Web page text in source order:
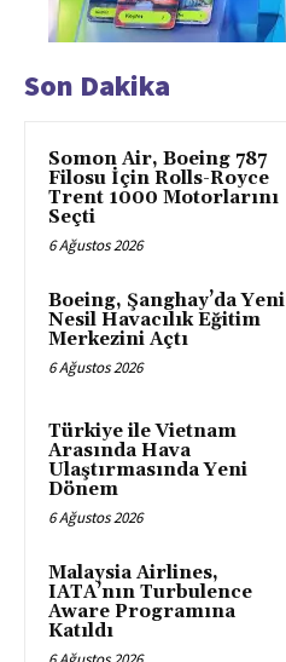
Son Dakika
Somon Air, Boeing 787
Filosu İçin Rolls-Royce
Trent 1000 Motorlarını
Seçti
6 Ağustos 2026
Boeing, Şanghay’da Yeni
Nesil Havacılık Eğitim
Merkezini Açtı
6 Ağustos 2026
Türkiye ile Vietnam
Arasında Hava
Ulaştırmasında Yeni
Dönem
6 Ağustos 2026
Malaysia Airlines,
IATA’nın Turbulence
Aware Programına
Katıldı